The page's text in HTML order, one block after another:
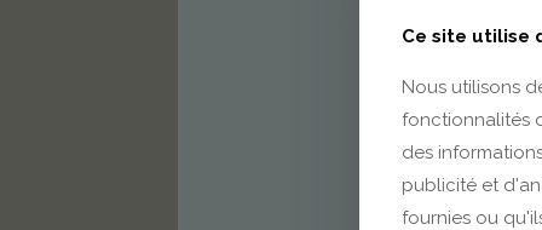
Ce site utilise
Nous utilisons
fonctionnalités
des
publicité et
fournies ou